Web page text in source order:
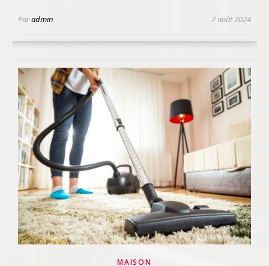
Paradmin 7 août 2024
MAISON